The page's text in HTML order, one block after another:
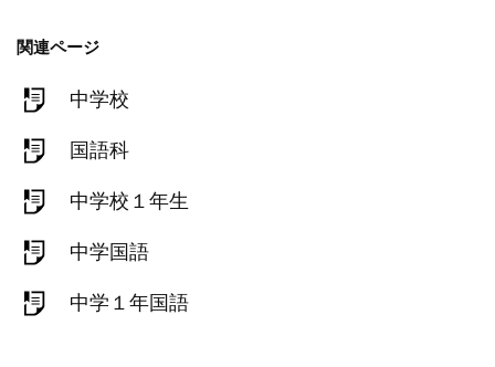
関連ページ
中学校
国語科
中学校１年生
中学国語
中学１年国語